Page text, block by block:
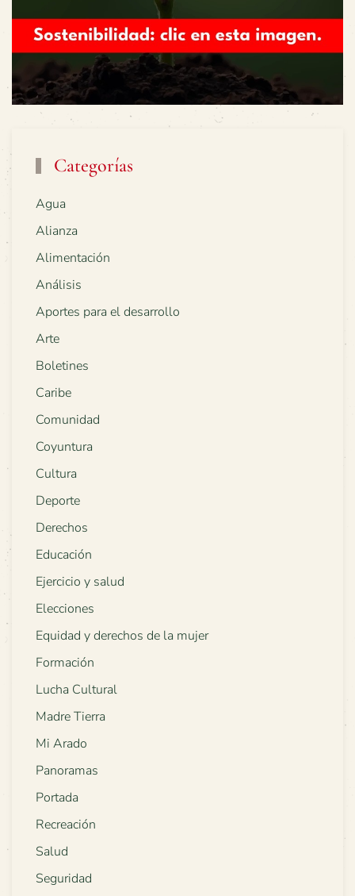
Categorías
Agua
Alianza
Alimentación
Análisis
Aportes para el desarrollo
Arte
Boletines
Caribe
Comunidad
Coyuntura
Cultura
Deporte
Derechos
Educación
Ejercicio y salud
Elecciones
Equidad y derechos de la mujer
Formación
Lucha Cultural
Madre Tierra
Mi Arado
Panoramas
Portada
Recreación
Salud
Seguridad